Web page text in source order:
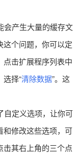
会产生大量的缓存文
个问题，你可以定
击扩展程序列表中
选择“清除数据”。这
自定义选项，让你可
和修改这些选项，可
击其右上角的三个点